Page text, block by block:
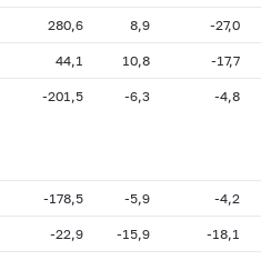
280,6 8,9 -27,0
44,1 10,8 -17,7
-201,5 -6,3 -4,8
-178,5 -5,9 -4,2
-22,9 -15,9 -18,1